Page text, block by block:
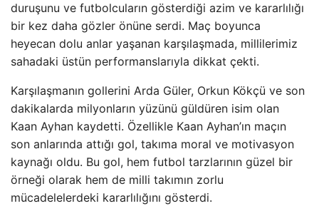
duruşunu ve futbolcuların gösterdiği azim ve kararlılığı
bir kez daha gözler önüne serdi. Maç boyunca
heyecan dolu anlar yaşanan karşılaşmada, millilerimiz
sahadaki üstün performanslarıyla dikkat çekti.
Karşılaşmanın gollerini Arda Güler, Orkun Kökçü ve son
dakikalarda milyonların yüzünü güldüren isim olan
Kaan Ayhan kaydetti. Özellikle Kaan Ayhan’ın maçın
son anlarında attığı gol, takıma moral ve motivasyon
kaynağı oldu. Bu gol, hem futbol tarzlarının güzel bir
örneği olarak hem de milli takımın zorlu
mücadelelerdeki kararlılığını gösterdi.